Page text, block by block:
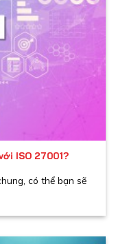
ISO 27001?
có thể bạn sẽ